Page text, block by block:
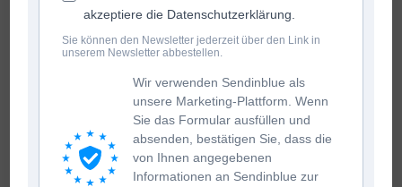
akzeptiere die Datenschutzerklärung.
Sie können den Newsletter jederzeit über den Link in
unserem Newsletter abbestellen.
Wir verwenden Sendinblue als
unsere Marketing-Plattform. Wenn
Sie das Formular ausfüllen und
absenden, bestätigen Sie, dass die
von Ihnen angegebenen
Informationen an Sendinblue zur